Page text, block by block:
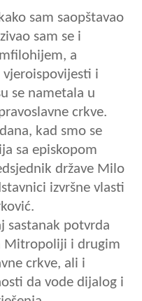
sam saopštavao
sam se i
a
i
se nametala u
crkve.
kad smo se
sa episkopom
države Milo
izvršne vlasti
sastanak potvrda
Mitropoliji i drugim
crkve, ali i
da vode dijalog i